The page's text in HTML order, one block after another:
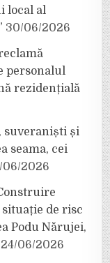
local al
30/06/2026
personalul
rezidențială
suveraniști și
seama, cei
06/2026
de risc
Podu Nărujei,
24/06/2026